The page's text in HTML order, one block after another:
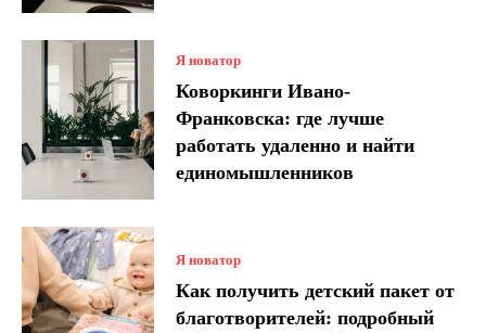
Я новатор
Коворкинги Ивано-
Франковска: где лучше
работать удаленно и найти
единомышленников
Я новатор
Как получить детский пакет от
благотворителей: подробный